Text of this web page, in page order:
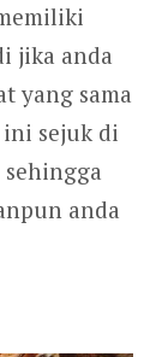
jika anda
yang sama
ini sejuk di
anda